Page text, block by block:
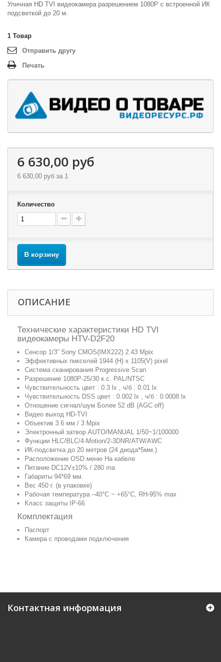
Уличная HD TVI видеокамера разрешением 1080P с встроенной ИК
подсветкой до 20 м.
1 Товар
Отправить другу
Печать
6 630,00 руб
6 630,00 руб за 1
Количество
В корзину
ОПИСАНИЕ
Технические характеристики HD TVI
видеокамеры HTV-D2F20
Сенсор 1/3” Sony CMOS(IMX222) 2.43 Mpix
Эффективных пикселей 1944 (H) x 1105(V) pixel
Система сканирования Progressive Scan
Разрешение 1080P-25/30 к.с. PAL/NTSC
Чувствительность цвет : 0.3 lx , ч/б : 0.01 lx
Чувствительность DSS цвет : 0.002 lx , ч/б : 0.0008 lx
Отношение сигнал/шум Более 52 dB (AGC off)
Видео выход HD-TVI
Объектив 3.6 мм / 3 Mpix
Электронный затвор AUTO/MANUAL 1/50~1/100000
Функции HLC/BLC/4-Motion/2-3DNR/ATW/AWC
ИК-подсветка до 20 метров (24 диода*5мм.)
Расположение OSD меню На кабеле
Питание DC12V±10% / 280 ma
Габариты 94*69 мм.
Вес 450 г. (в упаковке)
Рабочая температура –40°C ~ +65°C, RH-95% max
Класс защиты IP-66
Комплектация
Паспорт
Камера с проводами подключения
Контактная информация